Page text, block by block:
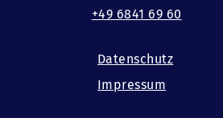
+49 6841 69 60
Datenschutz
Impressum